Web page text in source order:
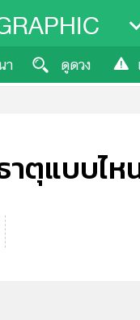
า ดูดวง
ตุแบบไห